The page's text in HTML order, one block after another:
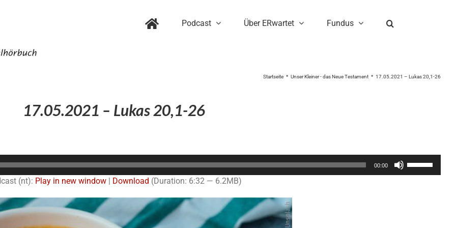
Podcast Über ERwartet Fundus
Startseite Unser Kleiner - das Neue Testament 17.05.2021 – Lukas 20,1-26
17.05.2021 – Lukas 20,1-26
00:00
(nt): Play in new window| Download (Duration: 6:32 — 6.2MB)